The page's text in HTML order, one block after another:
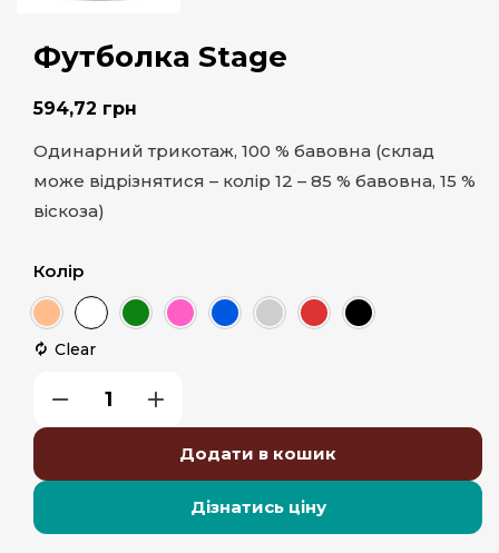
Футболка Stage
594,72 грн
Одинарний трикотаж, 100 % бавовна (склад
може відрізнятися – колір 12 – 85 % бавовна, 15 %
віскоза)
Колір
Clear
Додати в кошик
Дізнатись ціну